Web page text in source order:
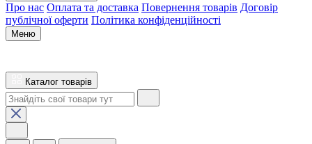
Про нас Оплата та доставка Повернення товарів Договір
публічної оферти Політика конфіденційності
Меню
Каталог товарів